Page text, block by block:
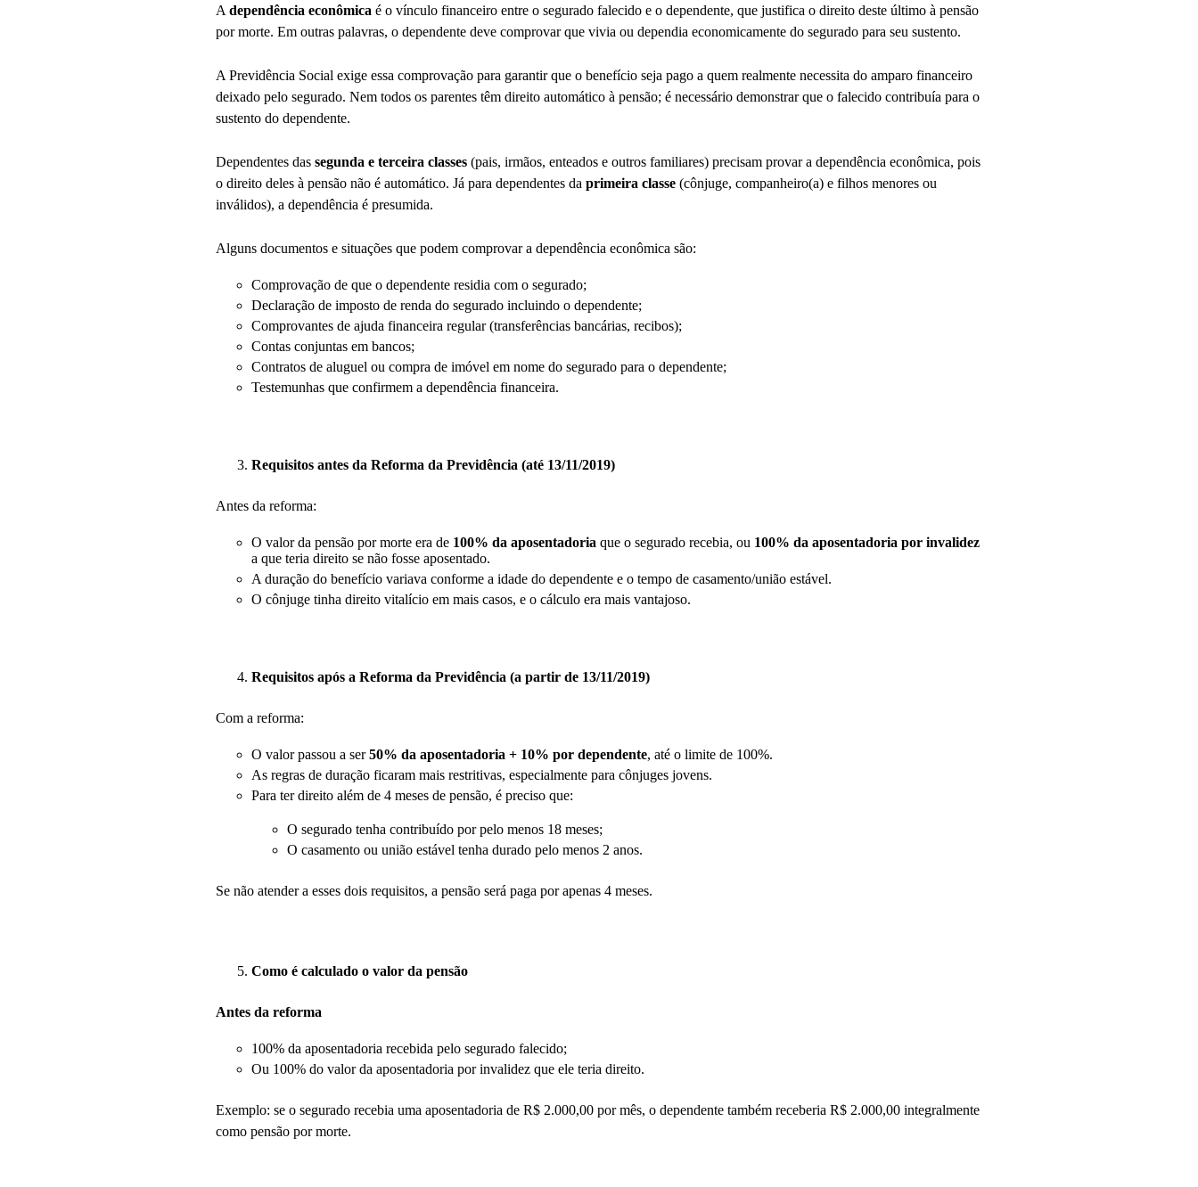
A dependência econômica é o vínculo financeiro entre o segurado falecido e o dependente, que justifica o direito deste último à pensão
por morte. Em outras palavras, o dependente deve comprovar que vivia ou dependia economicamente do segurado para seu sustento.
A Previdência Social exige essa comprovação para garantir que o benefício seja pago a quem realmente necessita do amparo financeiro
deixado pelo segurado. Nem todos os parentes têm direito automático à pensão; é necessário demonstrar que o falecido contribuía para o
sustento do dependente.
Dependentes das segunda e terceira classes (pais, irmãos, enteados e outros familiares) precisam provar a dependência econômica, pois
o direito deles à pensão não é automático. Já para dependentes da primeira classe (cônjuge, companheiro(a) e filhos menores ou
inválidos), a dependência é presumida.
Alguns documentos e situações que podem comprovar a dependência econômica são:
Comprovação de que o dependente residia com o segurado;
Declaração de imposto de renda do segurado incluindo o dependente;
Comprovantes de ajuda financeira regular (transferências bancárias, recibos);
Contas conjuntas em bancos;
Contratos de aluguel ou compra de imóvel em nome do segurado para o dependente;
Testemunhas que confirmem a dependência financeira.
Requisitos antes da Reforma da Previdência (até 13/11/2019)
Antes da reforma:
O valor da pensão por morte era de 100% da aposentadoria que o segurado recebia, ou 100% da aposentadoria por invalidez
a que teria direito se não fosse aposentado.
A duração do benefício variava conforme a idade do dependente e o tempo de casamento/união estável.
O cônjuge tinha direito vitalício em mais casos, e o cálculo era mais vantajoso.
Requisitos após a Reforma da Previdência (a partir de 13/11/2019)
Com a reforma:
O valor passou a ser50% da aposentadoria + 10% por dependente, até o limite de 100%.
As regras de duração ficaram mais restritivas, especialmente para cônjuges jovens.
Para ter direito além de 4 meses de pensão, é preciso que:
O segurado tenha contribuído por pelo menos 18 meses;
O casamento ou união estável tenha durado pelo menos 2 anos.
Se não atender a esses dois requisitos, a pensão será paga por apenas 4 meses.
Como é calculado o valor da pensão
Antes da reforma
100% da aposentadoria recebida pelo segurado falecido;
Ou 100% do valor da aposentadoria por invalidez que ele teria direito.
Exemplo: se o segurado recebia uma aposentadoria de R$ 2.000,00 por mês, o dependente também receberia R$ 2.000,00 integralmente
como pensão por morte.